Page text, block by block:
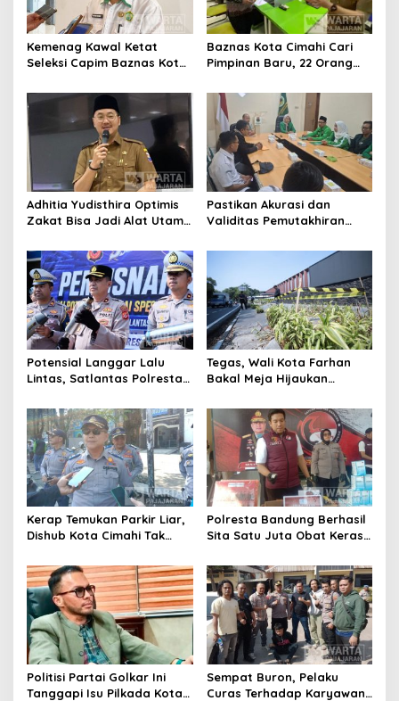
Kemenag Kawal Ketat
Seleksi Capim Baznas Kota
Komisioner Baznas
Berintegritas
Baznas Kota Cimahi Cari
Pimpinan Baru, 22 Orang
Adhitia Yudisthira Optimis
Zakat Bisa Jadi Alat Utama
Kota Cimahi
Pastikan Akurasi dan
Validitas Pemutakhiran
Cimahi Lakukan
Potensial Langgar Lalu
Lintas, Satlantas Polresta
Motor Berknalpot Brong
Tegas, Wali Kota Farhan
Bakal Meja Hijaukan
Riau
Kerap Temukan Parkir Liar,
Dishub Kota Cimahi Tak
Pembinaan
Polresta Bandung Berhasil
Sita Satu Juta Obat Keras
Kasus Narkoba
Politisi Partai Golkar Ini
Tanggapi Isu Pilkada Kota
Sempat Buron, Pelaku
Curas Terhadap Karyawan